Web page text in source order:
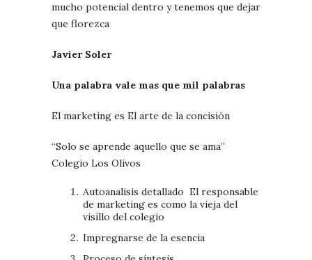
mucho potencial dentro y tenemos que dejar
que florezca
Javier Soler
Una palabra vale mas que mil palabras
El marketing es El arte de la concisión
“Solo se aprende aquello que se ama”
Colegio Los Olivos
Autoanalisis detallado El responsable
de marketing es como la vieja del
visillo del colegio
Impregnarse de la esencia